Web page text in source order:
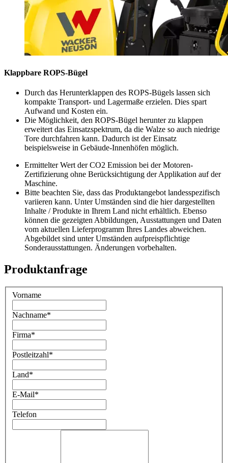
Klappbare ROPS-Bügel
Durch das Herunterklappen des ROPS-Bügels lassen sich
kompakte Transport- und Lagermaße erzielen. Dies spart
Aufwand und Kosten ein.
Die Möglichkeit, den ROPS-Bügel herunter zu klappen
erweitert das Einsatzspektrum, da die Walze so auch niedrige
Tore durchfahren kann. Dadurch ist der Einsatz
beispielsweise in Gebäude-Innenhöfen möglich.
Ermittelter Wert der CO2 Emission bei der Motoren-
Zertifizierung ohne Berücksichtigung der Applikation auf der
Maschine.
Bitte beachten Sie, dass das Produktangebot landesspezifisch
variieren kann. Unter Umständen sind die hier dargestellten
Inhalte / Produkte in Ihrem Land nicht erhältlich. Ebenso
können die gezeigten Abbildungen, Ausstattungen und Daten
vom aktuellen Lieferprogramm Ihres Landes abweichen.
Abgebildet sind unter Umständen aufpreispflichtige
Sonderausstattungen. Änderungen vorbehalten.
Produktanfrage
Vorname
Nachname*
Firma*
Postleitzahl*
Land*
E-Mail*
Telefon